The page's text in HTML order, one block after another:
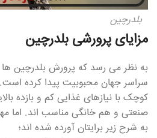
بلدرچین
مزایای پرورشی بلدرچین
به نظر می رسد که پرورش بلدرچین ها
سراسر جهان محبوبیت پیدا کرده است.
کوچک با نیازهای غذایی کم و بازده
صنعتی و هم خانگی مناسب اند. اما
به شرح زیر برایتان آورده شده اند؛